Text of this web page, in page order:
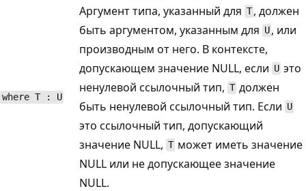
where T : U
Аргумент типа, указанный для T , должен
быть аргументом, указанным для U , или
производным от него. В контексте,
допускающем значение NULL, если U это
ненулевой ссылочный тип, T должен
быть ненулевой ссылочный тип. Если U
это ссылочный тип, допускающий
значение NULL, T может иметь значение
NULL или не допускающее значение
NULL.